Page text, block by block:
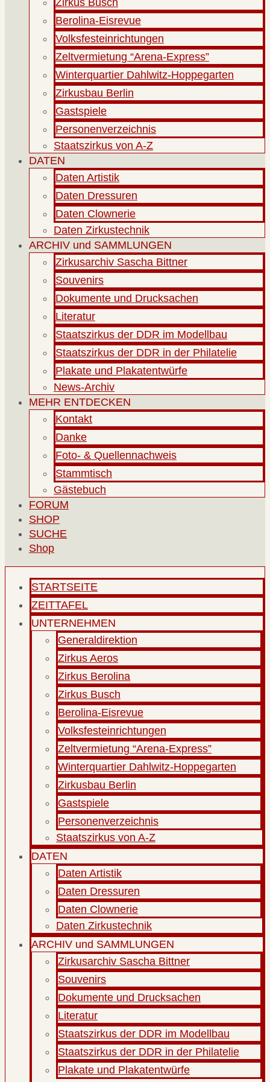
Berolina-Eisrevue
Volksfesteinrichtungen
Zeltvermietung “Arena-Express”
Winterquartier Dahlwitz-Hoppegarten
Zirkusbau Berlin
Gastspiele
Personenverzeichnis
Staatszirkus von A-Z
DATEN
Daten Artistik
Daten Dressuren
Daten Clownerie
Daten Zirkustechnik
ARCHIV und SAMMLUNGEN
Zirkusarchiv Sascha Bittner
Souvenirs
Dokumente und Drucksachen
Literatur
Staatszirkus der DDR im Modellbau
Staatszirkus der DDR in der Philatelie
Plakate und Plakatentwürfe
News-Archiv
MEHR ENTDECKEN
Kontakt
Danke
Foto- & Quellennachweis
Stammtisch
Gästebuch
FORUM
SHOP
SUCHE
Shop
STARTSEITE
ZEITTAFEL
UNTERNEHMEN
Generaldirektion
Zirkus Aeros
Zirkus Berolina
Zirkus Busch
Berolina-Eisrevue
Volksfesteinrichtungen
Zeltvermietung “Arena-Express”
Winterquartier Dahlwitz-Hoppegarten
Zirkusbau Berlin
Gastspiele
Personenverzeichnis
Staatszirkus von A-Z
DATEN
Daten Artistik
Daten Dressuren
Daten Clownerie
Daten Zirkustechnik
ARCHIV und SAMMLUNGEN
Zirkusarchiv Sascha Bittner
Souvenirs
Dokumente und Drucksachen
Literatur
Staatszirkus der DDR im Modellbau
Staatszirkus der DDR in der Philatelie
Plakate und Plakatentwürfe